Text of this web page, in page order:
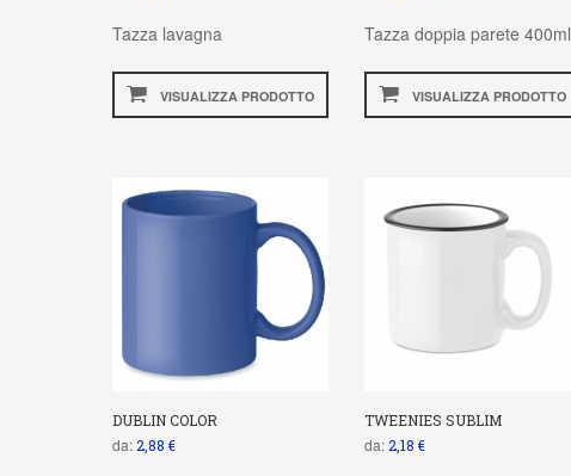
Tazza lavagna
VISUALIZZA PRODOTTO
Tazza doppia parete 400ml
VISUALIZZA PRODOTTO
DUBLIN COLOR
da:2,88 €
TWEENIES SUBLIM
da:2,18 €